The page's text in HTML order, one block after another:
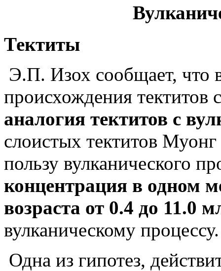
Тектиты
Э.П. Изох сообщает, что
происхождения тектитов
аналогия тектитов с
слоистых тектитов
пользу вулканического
концентрация в одном
возраста от 0.4 до 11.0
вулканическому процессу.
Одна из гипотез,